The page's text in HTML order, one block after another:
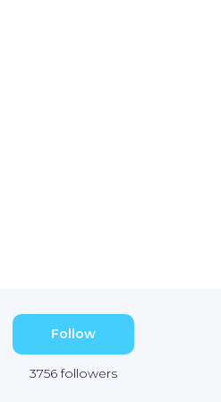
Follow
3756 followers